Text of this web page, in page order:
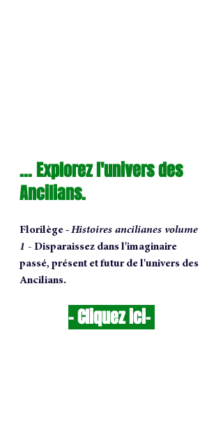
... Explorez l'univers des
Ancilians.
Florilège - Histoires ancilianes volume
1 - Disparaissez dans l'imaginaire
passé, présent et futur de l'univers des
Ancilians.
- Cliquez ici-